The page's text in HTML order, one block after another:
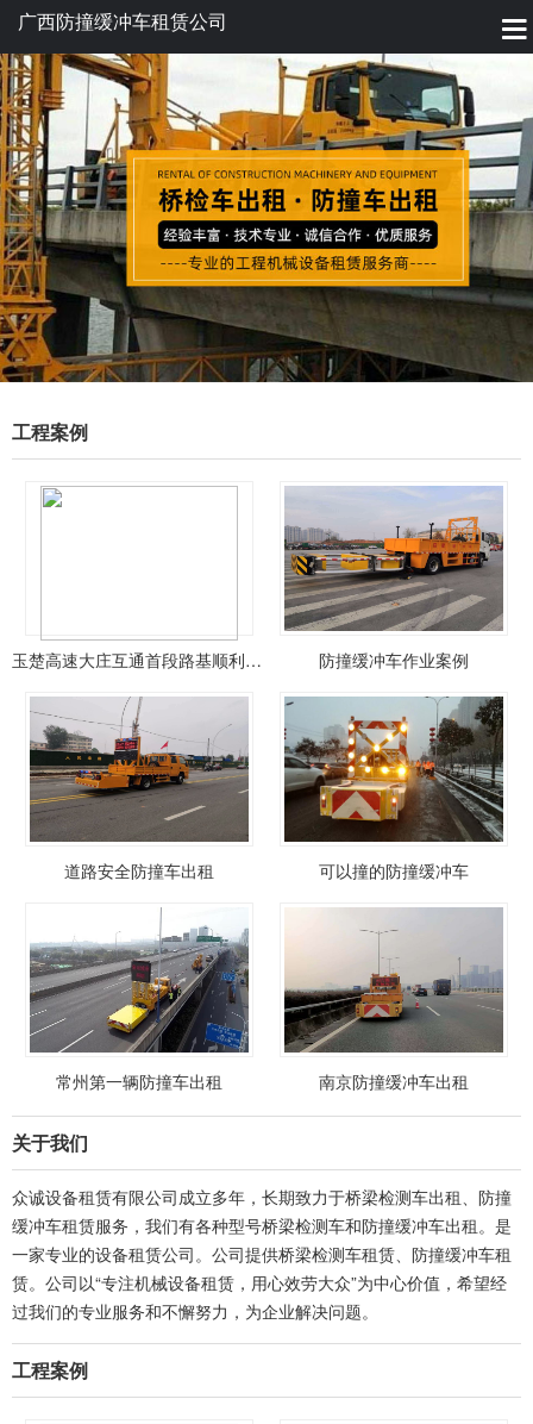
广西防撞缓冲车租赁公司
工程案例
玉楚高速大庄互通首段路基顺利通过交工验收，格拉隧道左幅贯通 防撞缓冲车作业案例
道路安全防撞车出租 可以撞的防撞缓冲车
常州第一辆防撞车出租 南京防撞缓冲车出租
关于我们
众诚设备租赁有限公司成立多年，长期致力于桥梁检测车出租、防撞
缓冲车租赁服务，我们有各种型号桥梁检测车和防撞缓冲车出租。是
一家专业的设备租赁公司。公司提供桥梁检测车租赁、防撞缓冲车租
赁。公司以“专注机械设备租赁，用心效劳大众”为中心价值，希望经
过我们的专业服务和不懈努力，为企业解决问题。
工程案例